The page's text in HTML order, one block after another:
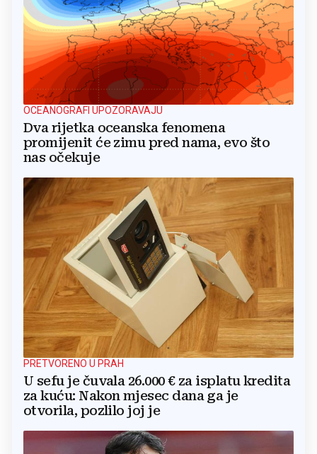
OCEANOGRAFI UPOZORAVAJU
Dva rijetka oceanska fenomena
promijenit će zimu pred nama, evo što
nas očekuje
PRETVORENO U PRAH
U sefu je čuvala 26.000 € za isplatu kredita
za kuću: Nakon mjesec dana ga je
otvorila, pozlilo joj je